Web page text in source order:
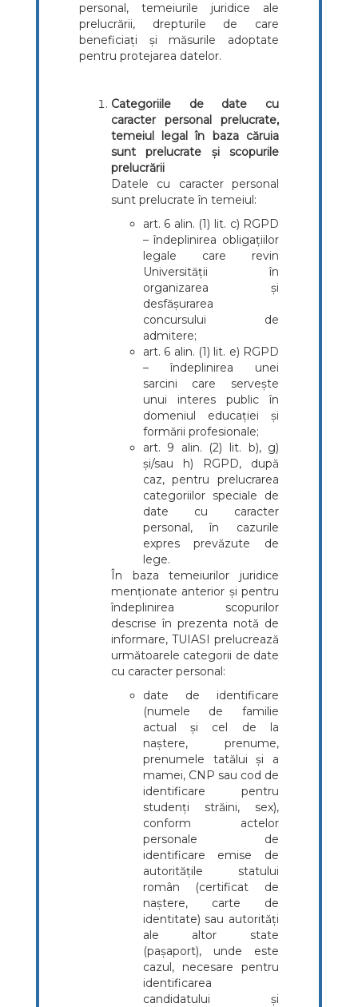
personal, temeiurile juridice ale
prelucrării, drepturile de care
beneficiați și măsurile adoptate
pentru protejarea datelor.
Categoriile de date cu
caracter personal prelucrate,
temeiul legal în baza căruia
sunt prelucrate și scopurile
prelucrării
Datele cu caracter personal
sunt prelucrate în temeiul:
art. 6 alin. (1) lit. c) RGPD
– îndeplinirea obligațiilor
legale care revin
Universității în
organizarea și
desfășurarea
concursului de
admitere;
art. 6 alin. (1) lit. e) RGPD
– îndeplinirea unei
sarcini care servește
unui interes public în
domeniul educației și
formării profesionale;
art. 9 alin. (2) lit. b), g)
și/sau h) RGPD, după
caz, pentru prelucrarea
categoriilor speciale de
date cu caracter
personal, în cazurile
expres prevăzute de
lege.
În baza temeiurilor juridice
menționate anterior și pentru
îndeplinirea scopurilor
descrise în prezenta notă de
informare, TUIASI prelucrează
următoarele categorii de date
cu caracter personal:
date de identificare
(numele de familie
actual și cel de la
naștere, prenume,
prenumele tatălui și a
mamei, CNP sau cod de
identificare pentru
studenți străini, sex),
conform actelor
personale de
identificare emise de
autoritățile statului
român (certificat de
naștere, carte de
identitate) sau autorități
ale altor state
(pașaport), unde este
cazul, necesare pentru
identificarea
candidatului și